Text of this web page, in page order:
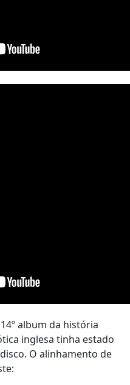
album da história
inglesa tinha estado
O alinhamento de